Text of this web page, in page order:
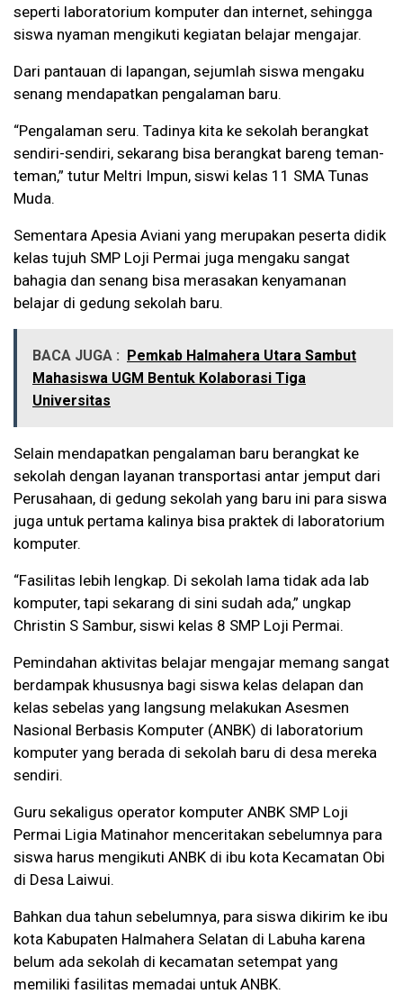
seperti laboratorium komputer dan internet, sehingga
siswa nyaman mengikuti kegiatan belajar mengajar.
Dari pantauan di lapangan, sejumlah siswa mengaku
senang mendapatkan pengalaman baru.
“Pengalaman seru. Tadinya kita ke sekolah berangkat
sendiri-sendiri, sekarang bisa berangkat bareng teman-
teman,” tutur Meltri Impun, siswi kelas 11 SMA Tunas
Muda.
Sementara Apesia Aviani yang merupakan peserta didik
kelas tujuh SMP Loji Permai juga mengaku sangat
bahagia dan senang bisa merasakan kenyamanan
belajar di gedung sekolah baru.
BACA JUGA : Pemkab Halmahera Utara Sambut
Mahasiswa UGM Bentuk Kolaborasi Tiga
Universitas
Selain mendapatkan pengalaman baru berangkat ke
sekolah dengan layanan transportasi antar jemput dari
Perusahaan, di gedung sekolah yang baru ini para siswa
juga untuk pertama kalinya bisa praktek di laboratorium
komputer.
“Fasilitas lebih lengkap. Di sekolah lama tidak ada lab
komputer, tapi sekarang di sini sudah ada,” ungkap
Christin S Sambur, siswi kelas 8 SMP Loji Permai.
Pemindahan aktivitas belajar mengajar memang sangat
berdampak khususnya bagi siswa kelas delapan dan
kelas sebelas yang langsung melakukan Asesmen
Nasional Berbasis Komputer (ANBK) di laboratorium
komputer yang berada di sekolah baru di desa mereka
sendiri.
Guru sekaligus operator komputer ANBK SMP Loji
Permai Ligia Matinahor menceritakan sebelumnya para
siswa harus mengikuti ANBK di ibu kota Kecamatan Obi
di Desa Laiwui.
Bahkan dua tahun sebelumnya, para siswa dikirim ke ibu
kota Kabupaten Halmahera Selatan di Labuha karena
belum ada sekolah di kecamatan setempat yang
memiliki fasilitas memadai untuk ANBK.